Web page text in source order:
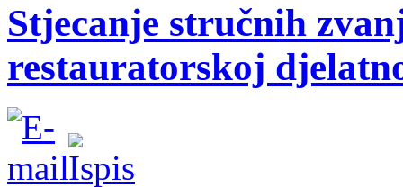
Stjecanje stručnih
restauratorskoj